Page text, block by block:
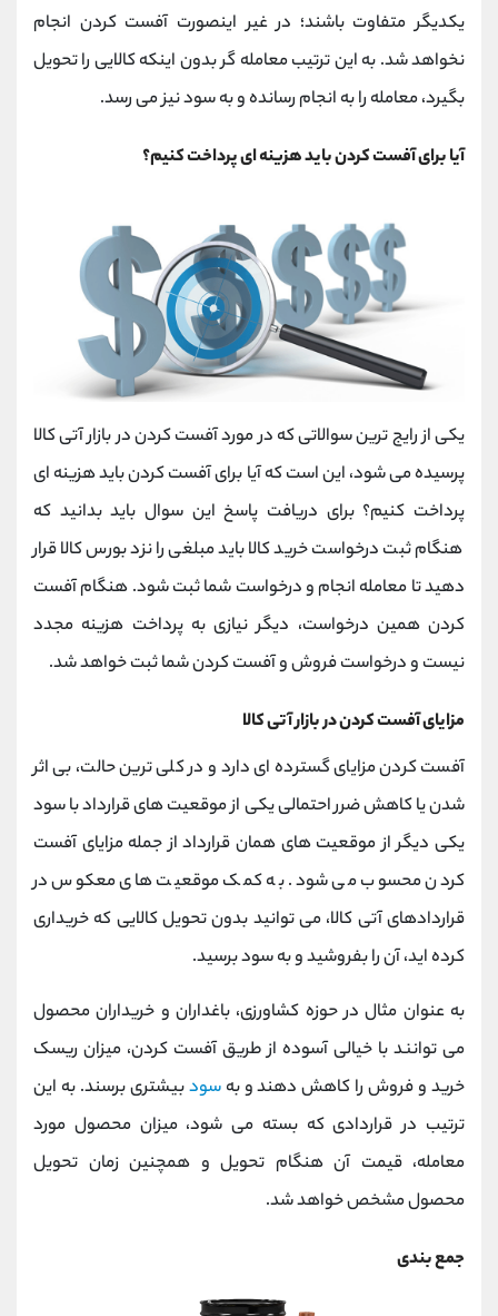
یکدیگر متفاوت باشند؛ در غیر اینصورت آفست کردن انجام
نخواهد شد. به این ترتیب معامله گر بدون اینکه کالایی را تحویل
بگیرد، معامله را به انجام رسانده و به سود نیز می رسد.
آیا برای آفست کردن باید هزینه ای پرداخت کنیم؟
یکی از رایج ترین سوالاتی که در مورد آفست کردن در بازار آتی کالا
پرسیده می شود، این است که آیا برای آفست کردن باید هزینه ای
پرداخت کنیم؟ برای دریافت پاسخ این سوال باید بدانید که
هنگام ثبت درخواست خرید کالا باید مبلغی را نزد بورس کالا قرار
دهید تا معامله انجام و درخواست شما ثبت شود. هنگام آفست
کردن همین درخواست، دیگر نیازی به پرداخت هزینه مجدد
نیست و درخواست فروش و آفست کردن شما ثبت خواهد شد.
مزایای آفست کردن در بازار آتی کالا
آفست کردن مزایای گسترده ای دارد و در کلی ترین حالت، بی اثر
شدن یا کاهش ضرر احتمالی یکی از موقعیت های قرارداد با سود
یکی دیگر از موقعیت های همان قرارداد از جمله مزایای آفست
کردن محسوب می شود. به کمک موقعیت های معکوس در
قراردادهای آتی کالا، می توانید بدون تحویل کالایی که خریداری
کرده اید، آن را بفروشید و به سود برسید.
به عنوان مثال در حوزه کشاورزی، باغداران و خریداران محصول
می توانند با خیالی آسوده از طریق آفست کردن، میزان ریسک
خرید و فروش را کاهش دهند و بهسودبیشتری برسند. به این
ترتیب در قراردادی که بسته می شود، میزان محصول مورد
معامله، قیمت آن هنگام تحویل و همچنین زمان تحویل
محصول مشخص خواهد شد.
جمع بندی